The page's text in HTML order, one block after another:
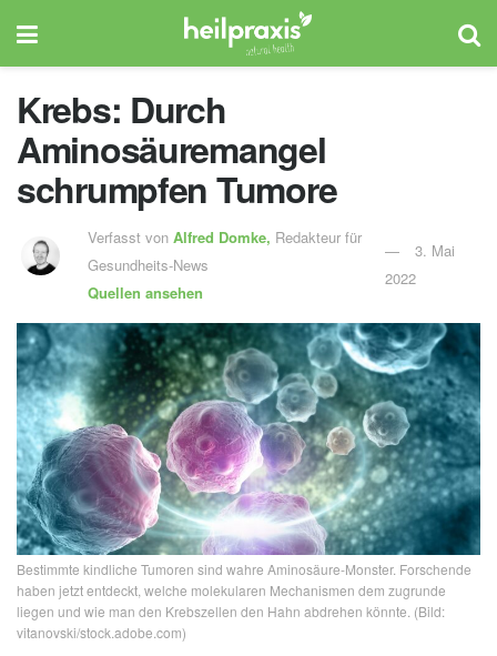
Krebs: Durch
Aminosäuremangel
schrumpfen Tumore
Verfasst von Alfred Domke, Redakteur für
Gesundheits-News
Quellen ansehen
3. Mai
2022
Bestimmte kindliche Tumoren sind wahre Aminosäure-Monster. Forschende
haben jetzt entdeckt, welche molekularen Mechanismen dem zugrunde
liegen und wie man den Krebszellen den Hahn abdrehen könnte. (Bild:
vitanovski/stock.adobe.com)